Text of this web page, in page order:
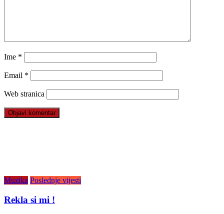
Ime *
Email *
Web stranica
Muzika Poslednje vijesti
Rekla si mi !